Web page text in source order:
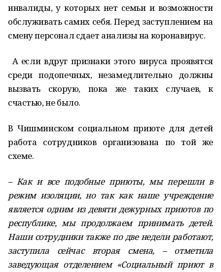
инвалиды, у которых нет семьи и возможности
обслуживать самих себя. Перед заступлением на
смену персонал сдает анализы на коронавирус.
А если вдруг признаки этого вируса проявятся
среди подопечных, неза­медлительно должны
вызвать скорую, пока же таких случаев, к
счастью, не было.
В Чишминском социаль­ном приюте для детей
работа сотрудников орга­низована по той же
схеме.
– Как и все подобные приюты, мы перешли в
режим изоляции, но так как наше учреждение
является одним из девяти дежур­ных приютов по
республи­ке, мы продолжаем принимать детей.
Наши сотруд­ники также по две недели работают,
заступила сейчас вторая смена, – отметила
заведующая отделением «Социаль­ный приют в